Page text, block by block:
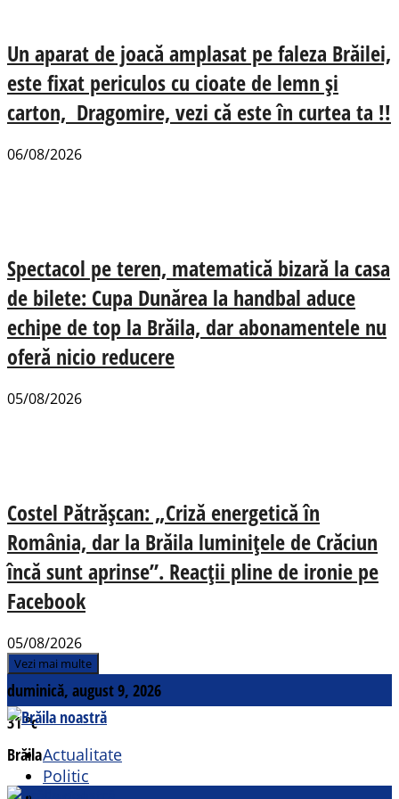
Un aparat de joacă amplasat pe faleza Brăilei,
este fixat periculos cu cioate de lemn și
carton, Dragomire, vezi că este în curtea ta !!
06/08/2026
Spectacol pe teren, matematică bizară la casa
de bilete: Cupa Dunărea la handbal aduce
echipe de top la Brăila, dar abonamentele nu
oferă nicio reducere
05/08/2026
Costel Pătrășcan: „Criză energetică în
România, dar la Brăila luminițele de Crăciun
încă sunt aprinse”. Reacții pline de ironie pe
Facebook
05/08/2026
Vezi mai multe
duminică, august 9, 2026
31°c
BrăilaActualitate
Politic